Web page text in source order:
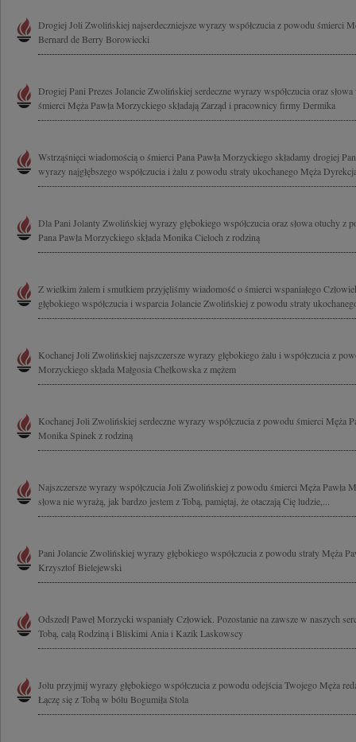
Drogiej Joli Zwolińskiej najserdeczniejsze wyrazy współczucia z powodu śmierci
Bernard de Berry Borowiecki
Drogiej Pani Prezes Jolancie Zwolińskiej serdeczne wyrazy współczucia oraz
śmierci Męża Pawła Morzyckiego składają Zarząd i pracownicy firmy Dermika
Wstrząśnięci wiadomością o śmierci Pana Pawła Morzyckiego składamy drogiej
wyrazy najgłębszego współczucia i żalu z powodu straty ukochanego Męża
Dla Pani Jolanty Zwolińskiej wyrazy głębokiego współczucia oraz słowa otuchy z
Pana Pawła Morzyckiego składa Monika Cieloch z rodziną
Z wielkim żalem i smutkiem przyjęliśmy wiadomość o śmierci wspaniałego
głębokiego współczucia i wsparcia Jolancie Zwolińskiej z powodu straty
Kochanej Joli Zwolińskiej najszczersze wyrazy głębokiego żalu i współczucia z
Morzyckiego składa Małgosia Chełkowska z mężem
Kochanej Joli Zwolińskiej serdeczne wyrazy współczucia z powodu śmierci Męża
Monika Spinek z rodziną
Najszczersze wyrazy współczucia Joli Zwolińskiej z powodu śmierci Męża Pawła
słowa nie wyrażą, jak bardzo jestem z Tobą, pamiętaj, że otaczają Cię ludzie,...
Pani Jolancie Zwolińskiej wyrazy głębokiego współczucia z powodu straty Męża
Krzysztof Bielejewski
Odszedł Paweł Morzycki wspaniały Człowiek. Pozostanie na zawsze w naszych
Tobą, całą Rodziną i Bliskimi Ania i Kazik Laskowscy
Jolu przyjmij wyrazy głębokiego współczucia z powodu odejścia Twojego Męża
Łączę się z Tobą w bólu Bogumiła Stola